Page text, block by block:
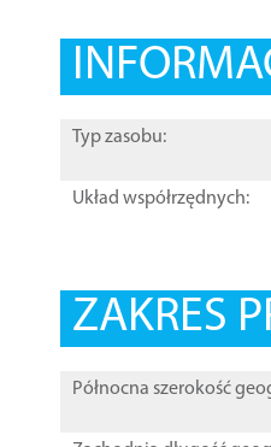
Typ zasobu:
Układ współrzędnych:
ZAKRES
Północna szerokość